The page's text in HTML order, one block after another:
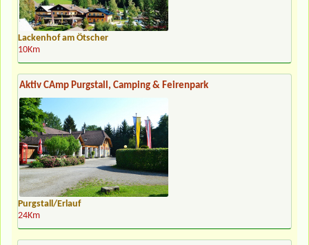
Lackenhof am Ötscher
10Km
Aktiv CAmp Purgstall, Camping & Feirenpark
Purgstall/Erlauf
24Km